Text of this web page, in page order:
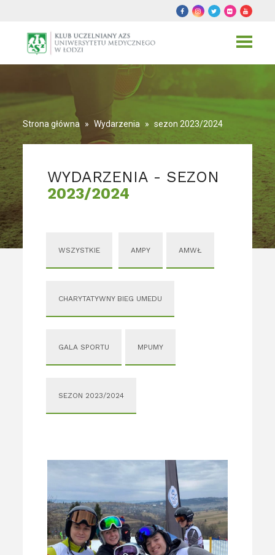
Toggle
Strona główna » Wydarzenia » sezon 2023/2024
WYDARZENIA - SEZON
2023/2024
WSZYSTKIE AMPY AMWŁ
CHARYTATYWNY BIEG UMEDU
GALA SPORTU MPUMY
SEZON 2023/2024